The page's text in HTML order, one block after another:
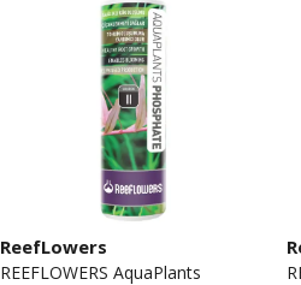
ReefLowers
REEFLOWERS AquaPlants